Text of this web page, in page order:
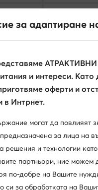
Вижте
за адаптиране
и интереси. Като
оферти и
в Интрнет.
могат да повлияят
за лица на
решения и технологии
партньори, ние
по-добре на Вашите
си за обработката на